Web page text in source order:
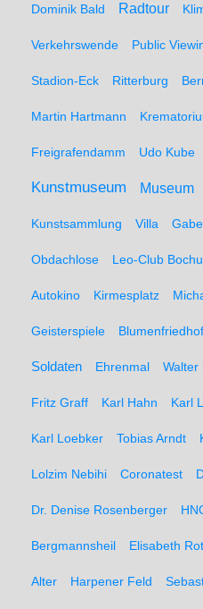
Dominik Bald Radtour
Verkehrswende Public
Stadion-Eck Ritterburg
Martin Hartmann
Freigrafendamm Udo Kube
Kunstmuseum Museum
Kunstsammlung Villa
Obdachlose Leo-Club
Autokino Kirmesplatz
Geisterspiele Blumenfriedhof
Soldaten Ehrenmal Walter
Fritz Graff Karl Hahn Karl
Karl Loebker Tobias Arndt
Lolzim Nebihi Coronatest
Dr. Denise Rosenberger
Bergmannsheil Elisabeth
Alter Harpener Feld